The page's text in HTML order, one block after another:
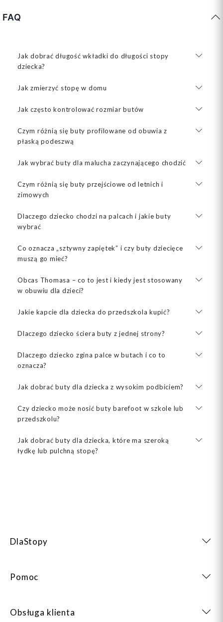
FAQ
Jak dobrać długość wkładki do długości stopy
dziecka?
Jak zmierzyć stopę w domu
Jak często kontrolować rozmiar butów
Czym różnią się buty profilowane od obuwia z
płaską podeszwą
Jak wybrać buty dla malucha zaczynającego chodzić
Czym różnią się buty przejściowe od letnich i
zimowych
Dlaczego dziecko chodzi na palcach i jakie buty
wybrać
Co oznacza „sztywny zapiętek” i czy buty dziecięce
muszą go mieć?
Obcas Thomasa – co to jest i kiedy jest stosowany
w obuwiu dla dzieci?
Jakie kapcie dla dziecka do przedszkola kupić?
Dlaczego dziecko ściera buty z jednej strony?
Dlaczego dziecko zgina palce w butach i co to
oznacza?
Jak dobrać buty dla dziecka z wysokim podbiciem?
Czy dziecko może nosić buty barefoot w szkole lub
przedszkolu?
Jak dobrać buty dla dziecka, które ma szeroką
łydkę lub pulchną stopę?
DlaStopy
Pomoc
Obsługa klienta